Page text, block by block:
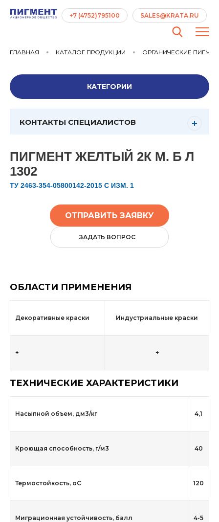
ГЛАВНАЯ КАТАЛОГ ПРОДУКЦИИ ОРГАНИЧЕСКИЕ
КАТЕГОРИИ
КОНТАКТЫ СПЕЦИАЛИСТОВ
ПИГМЕНТ ЖЕЛТЫЙ 2К М. Б Л
1302
ТУ 2463-354-05800142-2015 С ИЗМ. 1
ОТПРАВИТЬ ЗАЯВКУ
ЗАДАТЬ ВОПРОС
ОБЛАСТИ ПРИМЕНЕНИЯ
Декоративные краски Индустриальные краски
+ +
ТЕХНИЧЕСКИЕ ХАРАКТЕРИСТИКИ
Насыпной объем, дм3/кг 4,1
Кроющая способность, г/м3 40
Термостойкость, оС 120
Миграционная устойчивость, балл 4-5